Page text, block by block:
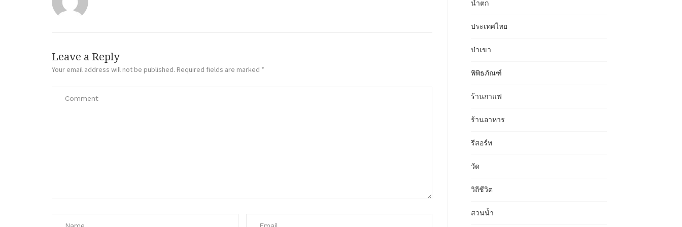
Leave a Reply
Your email address will not be published. Required fields are marked *
น้ำตก
ประเทศไทย
ป่าเขา
พิพิธภัณฑ์
ร้านกาแฟ
ร้านอาหาร
รีสอร์ท
วัด
วิถีชีวิต
สวนน้ำ